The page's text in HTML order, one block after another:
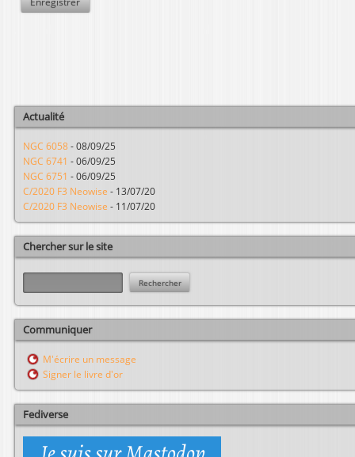
Actualité
NGC 6058 - 08/09/25
NGC 6741 - 06/09/25
NGC 6751 - 06/09/25
C/2020 F3 Neowise - 13/07/20
C/2020 F3 Neowise - 11/07/20
Chercher sur le site
R
e
c
h
e
h
r
Communiquer
M'écrire un message
Signer le livre d'or
Fediverse